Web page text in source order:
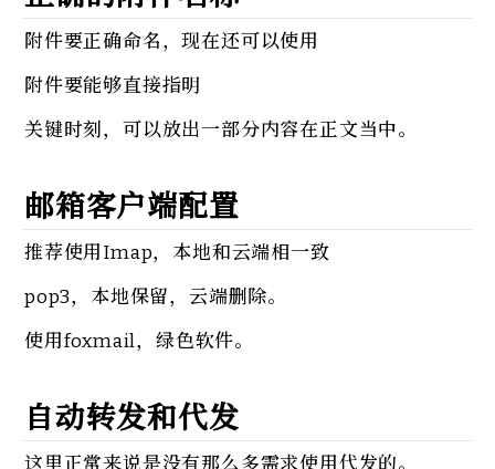
附件要正确命名，现在还可以使用
附件要能够直接指明
关键时刻，可以放出一部分内容在正文当中。
邮箱客户端配置
推荐使用Imap，本地和云端相一致
pop3，本地保留，云端删除。
使用foxmail，绿色软件。
自动转发和代发
这里正常来说是没有那么多需求使用代发的。